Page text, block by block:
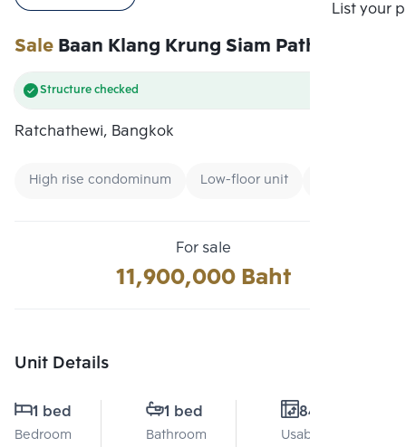
List your
SaleBaan Klang Krung Siam Pathumwan
Structure checked
Ratchathewi, Bangkok
High rise condominum Low-floor unit
For sale
11,900,000 Baht
Unit Details
1 bed
Bedroom
1 bed
Bathroom
84 Sq.m.
Usable area